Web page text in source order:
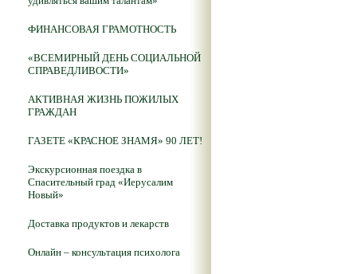
ФИНАНСОВАЯ ГРАМОТНОСТЬ
«ВСЕМИРНЫЙ ДЕНЬ СОЦИАЛЬНОЙ
СПРАВЕДЛИВОСТИ»
АКТИВНАЯ ЖИЗНЬ ПОЖИЛЫХ
ГРАЖДАН
ГАЗЕТЕ «КРАСНОЕ ЗНАМЯ» 90 ЛЕТ!
Экскурсионная поездка в
Спасительный град «Иерусалим
Новый»
Доставка продуктов и лекарств
Онлайн – консультация психолога